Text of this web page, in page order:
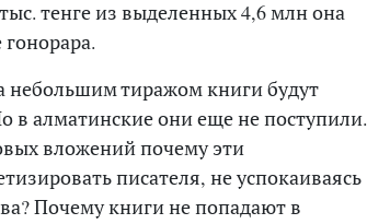
тенге из выделенных 4,6 млн она
гонорара.
небольшим тиражом книги будут
в алматинские они еще не поступили.
вложений почему эти
писателя, не успокаиваясь
Почему книги не попадают в